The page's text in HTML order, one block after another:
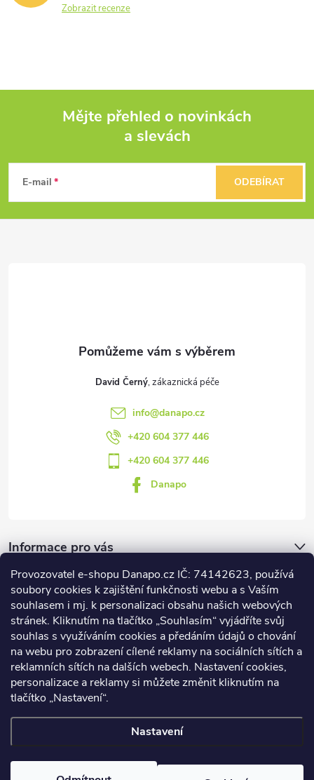
Provozovatel e-shopu Danapo.cz IČ: 74142623, používá
soubory cookies k zajištění funkčnosti webu a s Vaším
souhlasem i mj. k personalizaci obsahu našich webových
stránek. Kliknutím na tlačítko „Souhlasím“ vyjádříte svůj
souhlas s využíváním cookies a předáním údajů o chování
na webu pro zobrazení cílené reklamy na sociálních sítích a
reklamních sítích na dalších webech. Nastavení cookies,
personalizace a reklamy si můžete změnit kliknutím na
tlačítko „Nastavení“.
Nastavení
Zobrazit recenze
p
Mějte přehled o novinkách
a slevách
E-mail ODEBÍRAT
David Černý
info@danapo.cz
+420 604 377 446
+420 604 377 446
Danapo
Informace pro vás
Dotazník
Co upřednosťnujete?
Počet hlasů:437
Facebook
Upravit nastavení cookies